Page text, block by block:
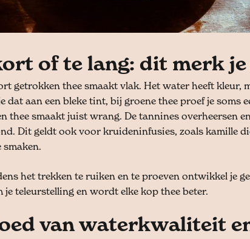
of te lang: dit merk je
getrokken thee smaakt vlak. Het water heeft kleur,
dat aan een bleke tint, bij groene thee proef je soms
thee smaakt juist wrang. De tannines overheersen
Dit geldt ook voor kruideninfusies, zoals kamille
het trekken te ruiken en te proeven ontwikkel je
je teleurstelling en wordt elke kop thee beter.
van waterkwaliteit